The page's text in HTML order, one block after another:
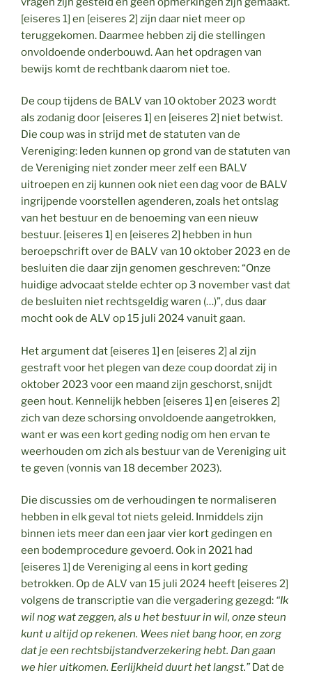
[eiseres 1] en [eiseres 2] zijn daar niet meer op
teruggekomen. Daarmee hebben zij die stellingen
onvoldoende onderbouwd. Aan het opdragen van
bewijs komt de rechtbank daarom niet toe.
De coup tijdens de BALV van 10 oktober 2023 wordt
als zodanig door [eiseres 1] en [eiseres 2] niet betwist.
Die coup was in strijd met de statuten van de
Vereniging: leden kunnen op grond van de statuten van
de Vereniging niet zonder meer zelf een BALV
uitroepen en zij kunnen ook niet een dag voor de BALV
ingrijpende voorstellen agenderen, zoals het ontslag
van het bestuur en de benoeming van een nieuw
bestuur. [eiseres 1] en [eiseres 2] hebben in hun
beroepschrift over de BALV van 10 oktober 2023 en de
besluiten die daar zijn genomen geschreven: “Onze
huidige advocaat stelde echter op 3 november vast dat
de besluiten niet rechtsgeldig waren (…)”, dus daar
mocht ook de ALV op 15 juli 2024 vanuit gaan.
Het argument dat [eiseres 1] en [eiseres 2] al zijn
gestraft voor het plegen van deze coup doordat zij in
oktober 2023 voor een maand zijn geschorst, snijdt
geen hout. Kennelijk hebben [eiseres 1] en [eiseres 2]
zich van deze schorsing onvoldoende aangetrokken,
want er was een kort geding nodig om hen ervan te
weerhouden om zich als bestuur van de Vereniging uit
te geven (vonnis van 18 december 2023).
Die discussies om de verhoudingen te normaliseren
hebben in elk geval tot niets geleid. Inmiddels zijn
binnen iets meer dan een jaar vier kort gedingen en
een bodemprocedure gevoerd. Ook in 2021 had
[eiseres 1] de Vereniging al eens in kort geding
betrokken. Op de ALV van 15 juli 2024 heeft [eiseres 2]
volgens de transcriptie van die vergadering gezegd: “Ik
wil nog wat zeggen, als u het bestuur in wil, onze steun
kunt u altijd op rekenen. Wees niet bang hoor, en zorg
dat je een rechtsbijstandverzekering hebt. Dan gaan
we hier uitkomen. Eerlijkheid duurt het langst.”Dat de